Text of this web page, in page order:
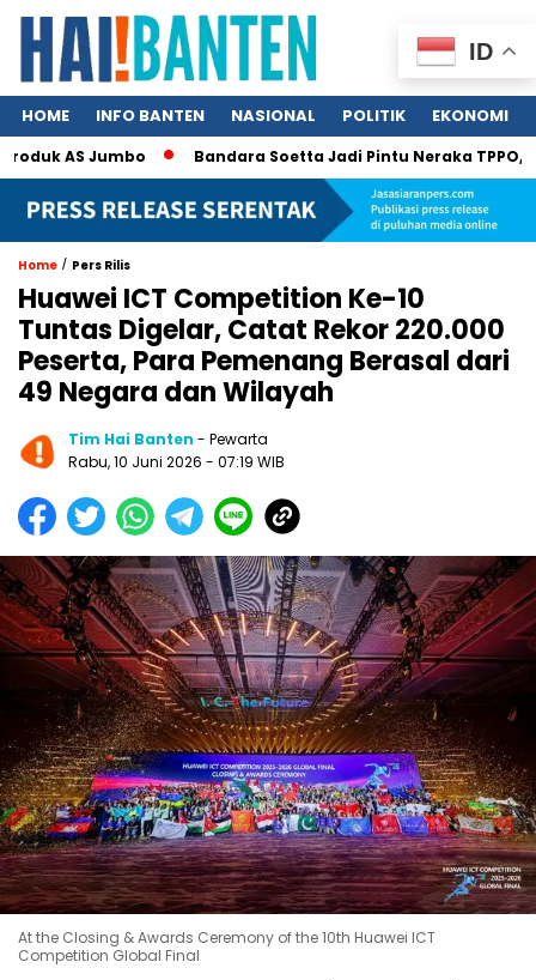
HOME INFO BANTEN NASIONAL POLITIK EKONOMI
AS Jumbo Bandara Soetta Jadi Pintu Neraka TPPO, 340
Home / Pers Rilis
Huawei ICT Competition Ke-10
Tuntas Digelar, Catat Rekor 220.000
Peserta, Para Pemenang Berasal dari
49 Negara dan Wilayah
Tim Hai Banten - Pewarta
Rabu, 10 Juni 2026 - 07:19 WIB
At the Closing & Awards Ceremony of the 10th Huawei ICT
Competition Global Final
ID